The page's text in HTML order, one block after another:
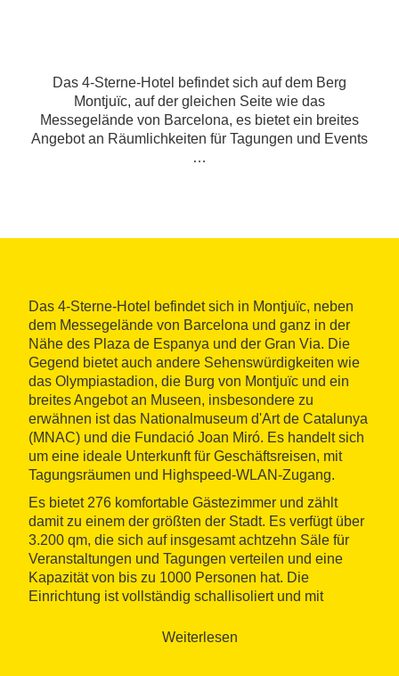
Das 4-Sterne-Hotel befindet sich auf dem Berg
Montjuïc, auf der gleichen Seite wie das
Messegelände von Barcelona, es bietet ein breites
Angebot an Räumlichkeiten für Tagungen und Events
…
Das 4-Sterne-Hotel befindet sich in Montjuïc, neben
dem Messegelände von Barcelona und ganz in der
Nähe des Plaza de Espanya und der Gran Via. Die
Gegend bietet auch andere Sehenswürdigkeiten wie
das Olympiastadion, die Burg von Montjuïc und ein
breites Angebot an Museen, insbesondere zu
erwähnen ist das Nationalmuseum d'Art de Catalunya
(MNAC) und die Fundació Joan Miró. Es handelt sich
um eine ideale Unterkunft für Geschäftsreisen, mit
Tagungsräumen und Highspeed-WLAN-Zugang.
Es bietet 276 komfortable Gästezimmer und zählt
damit zu einem der größten der Stadt. Es verfügt über
3.200 qm, die sich auf insgesamt achtzehn Säle für
Veranstaltungen und Tagungen verteilen und eine
Kapazität von bis zu 1000 Personen hat. Die
Einrichtung ist vollständig schallisoliert und mit
gastronomischer Sicht bietet das Crowne Plaza
Weiterlesen